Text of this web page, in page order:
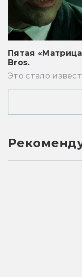
Пятая
Bros.
Это стало